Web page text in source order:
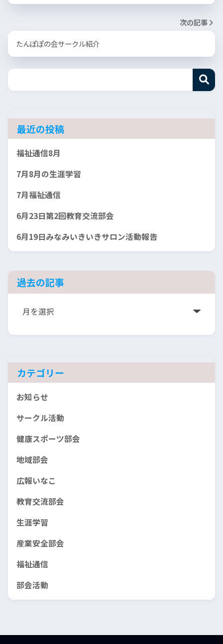
次の記事
たんぽぽの会サークル紹介
最近の投稿
福祉通信8月
7月8月の生涯学習
7月福祉通信
6月23日第2回教育交流部会
6月19日みなみいきいきサロン活動報告
過去の記事
ア
カ
ブ
カテゴリー
お知らせ
サークル活動
健康スポーツ部会
地域部会
広報いなこ
教育交流部会
生涯学習
産業安全部会
福祉通信
部会活動